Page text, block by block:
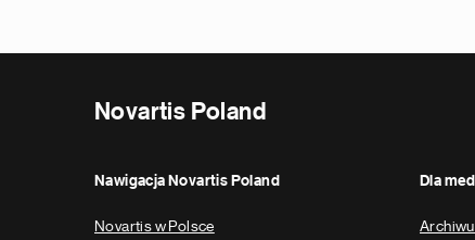
Novartis Poland
Nawigacja Novartis Poland
Novartis w Polsce
Dla